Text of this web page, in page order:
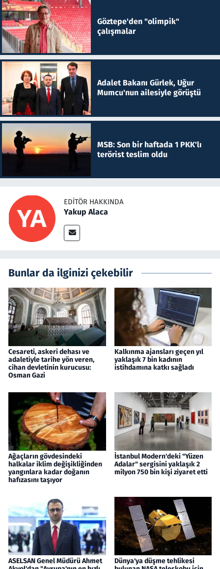
Göztepe'den "olimpik"
çalışmalar
Adalet Bakanı Gürlek, Uğur
Mumcu'nun ailesiyle görüştü
MSB: Son bir haftada 1 PKK'lı
terörist teslim oldu
EDITÖR HAKKINDA
Yakup Alaca
Bunlar da ilginizi çekebilir
Cesareti, askeri dehası ve
adaletiyle tarihe yön veren,
cihan devletinin kurucusu:
Osman Gazi
Kalkınma ajansları geçen yıl
yaklaşık 7 bin kadının
istihdamına katkı sağladı
Ağaçların gövdesindeki
halkalar iklim değişikliğinden
yangınlara kadar doğanın
hafızasını taşıyor
İstanbul Modern'deki "Yüzen
Adalar" sergisini yaklaşık 2
milyon 750 bin kişi ziyaret etti
ASELSAN Genel Müdürü Ahmet
Dünya'ya düşme tehlikesi